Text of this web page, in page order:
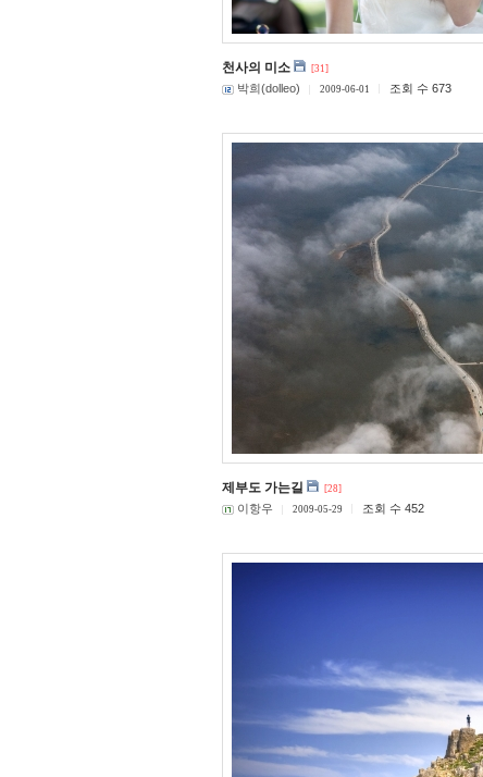
천사의 미소 [31]
박희(dolleo) 2009-06-01 조회 수 673
제부도 가는길 [28]
이항우 2009-05-29 조회 수 452